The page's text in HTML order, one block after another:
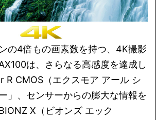
の4倍もの画素数を持つ、4K撮影
は、さらなる高感度を達成し
R CMOS（エクスモア アール シ
」、センサーからの膨大な情報を
X（ビオンズ エック